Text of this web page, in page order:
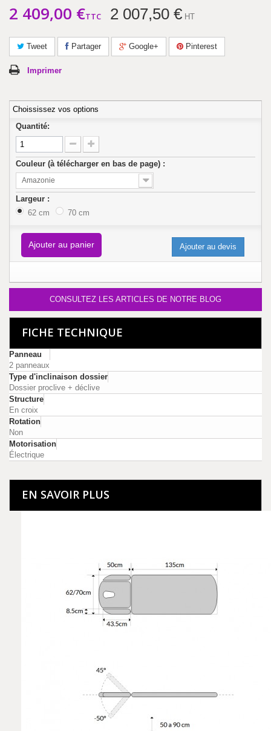
2 409,00 €TTC 2 007,50 € HT
Tweet Partager Google+ Pinterest
Imprimer
Choississez vos options
Quantité:
Couleur (à télécharger en bas de page) :
Amazonie
Largeur :
62 cm
70 cm
Ajouter au panier Ajouter au devis
CONSULTEZ LES ARTICLES DE NOTRE BLOG
FICHE TECHNIQUE
Panneau
2 panneaux
Type d'inclinaison dossier
Dossier proclive + déclive
Structure
En croix
Rotation
Non
Motorisation
Électrique
EN SAVOIR PLUS